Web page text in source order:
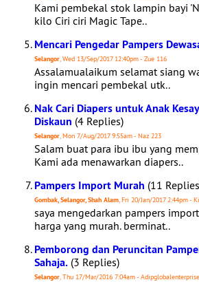
Kami pembekal stok lampin bayi
kilo Ciri ciri Magic Tape..
Mencari Pengedar Pampers
Selangor, Wed 13/Sep/2017 12:40pm - Zue 116
Assalamualaikum selamat siang
ingin mencari pembekal utk..
Nak Cari Diapers untuk Anak
Diskaun (4 Replies)
Selangor, Mon 7/Aug/2017 9:55am - Naz 223
Salam buat para ibu ibu yang
Kami ada menawarkan diapers..
Pampers Import Murah (11
Gombak, Selangor, Shah Alam, Fri 20/Jan/2017 2:44pm -
saya mengedarkan pampers
harga yang murah. berminat..
Pemborong dan Peruncitan
Sahaja. (3 Replies)
Selangor, Thu 17/Mar/2016 7:04am - Adipglobalenterprise